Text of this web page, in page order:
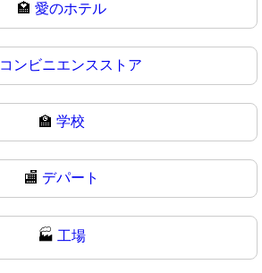
🏩 愛のホテル
コンビニエンスストア
🏫 学校
🏬 デパート
🏭 工場